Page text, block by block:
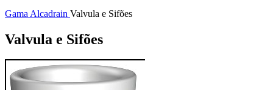
Gama Alcadrain Valvula e Sifões
Valvula e Sifões